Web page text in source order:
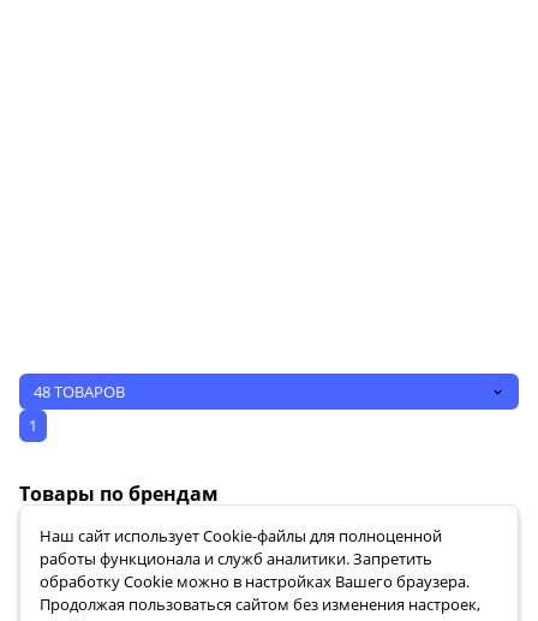
48 ТОВАРОВ
1
Товары по брендам
Наш сайт использует Сookie-файлы для полноценной
работы функционала и служб аналитики. Запретить
обработку Cookie можно в настройках Вашего браузера.
Продолжая пользоваться сайтом без изменения настроек,